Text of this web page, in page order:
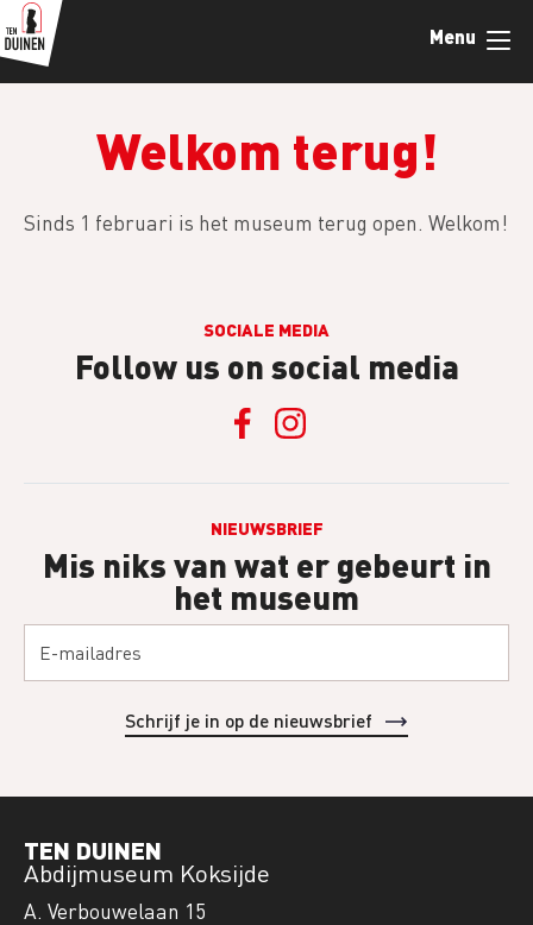
Overslaan
en
naar
Menu
Welkom terug!
Sinds 1 februari is het museum terug open. Welkom!
SOCIALE MEDIA
Follow us on social media
NIEUWSBRIEF
Mis niks van wat er gebeurt in
het museum
TEN DUINEN
Abdijmuseum Koksijde
A. Verbouwelaan 15